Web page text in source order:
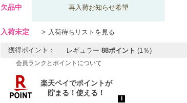
欠品中 再入荷お知らせ希望
入荷未定 入荷待ちリストを見る
獲得ポイント： レギュラー 88ポイント (1％)
会員ランクとポイントについて